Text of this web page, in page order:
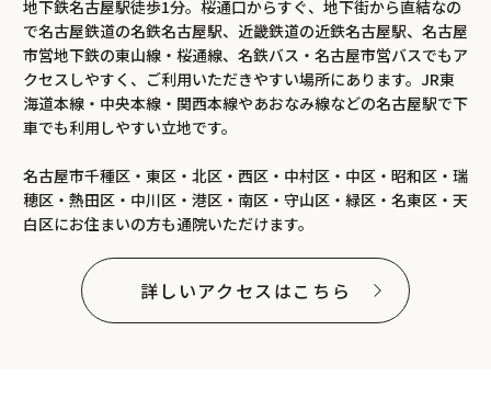
地下鉄名古屋駅徒歩1分。桜通口からすぐ、地下街から直結なの
で名古屋鉄道の名鉄名古屋駅、近畿鉄道の近鉄名古屋駅、名古屋
市営地下鉄の東山線・桜通線、名鉄バス・名古屋市営バスでもア
クセスしやすく、ご利用いただきやすい場所にあります。JR東
海道本線・中央本線・関西本線やあおなみ線などの名古屋駅で下
車でも利用しやすい立地です。
名古屋市千種区・東区・北区・西区・中村区・中区・昭和区・瑞
穂区・熱田区・中川区・港区・南区・守山区・緑区・名東区・天
白区にお住まいの方も通院いただけます。
詳しいアクセスはこちら